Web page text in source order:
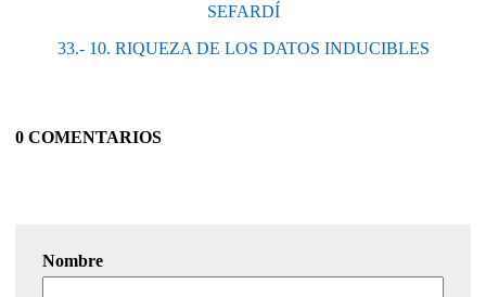
SEFARDÍ
33.- 10. RIQUEZA DE LOS DATOS INDUCIBLES
0 COMENTARIOS
Nombre